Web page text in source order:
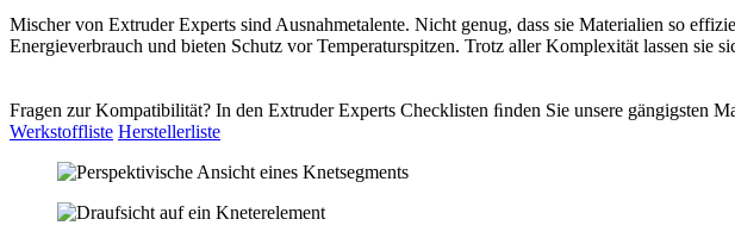
Mischer von Extruder Experts sind Ausnahmetalente. Nicht genug, dass sie Materialien so
Energieverbrauch und bieten Schutz vor Temperaturspitzen. Trotz aller Komplexität lassen sie
Fragen zur Kompatibilität? In den Extruder Experts Checklisten ﬁnden Sie unsere gängigsten
Werkstoffliste Herstellerliste